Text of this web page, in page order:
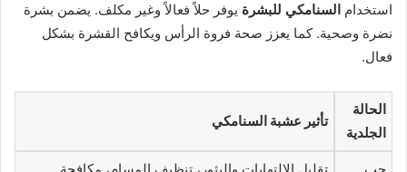
استخدام السنامكي للبشرة يوفر حلاً فعالاً وغير مكلف. يضمن بشرة
نضرة وصحية. كما يعزز صحة فروة الرأس ويكافح القشرة بشكل
فعال.
الحالة
الجلدية
تأثير عشبة السنامكي